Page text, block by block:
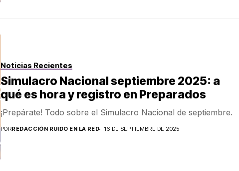
Noticias Recientes
Simulacro Nacional septiembre 2025: a
qué es hora y registro en Preparados
¡Prepárate! Todo sobre el Simulacro Nacional de septiembre.
PORREDACCIÓN RUIDO EN LA RED 16 DE SEPTIEMBRE DE 2025